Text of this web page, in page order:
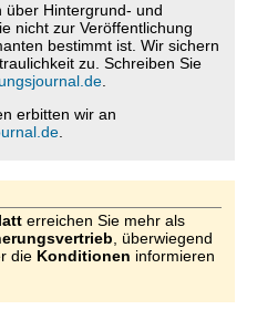
über Hintergrund- und
nicht zur Veröffentlichung
bestimmt ist. Wir sichern
zu. Schreiben Sie
erbitten wir an
erreichen Sie mehr als
, überwiegend
die Konditionen informieren